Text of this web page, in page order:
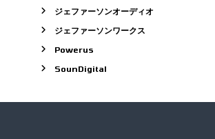
ジェファーソンオーディオ
ジェファーソンワークス
Powerus
SounDigital